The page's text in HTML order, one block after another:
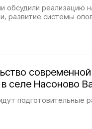
обсудили реализацию
развитие системы
селе Насоново
подготовительные